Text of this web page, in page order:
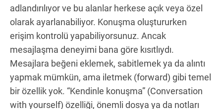
adlandırılıyor ve bu alanlar herkese açık veya özel
olarak ayarlanabiliyor. Konuşma oluştururken
erişim kontrolü yapabiliyorsunuz. Ancak
mesajlaşma deneyimi bana göre kısıtlıydı.
Mesajlara beğeni eklemek, sabitlemek ya da alıntı
yapmak mümkün, ama iletmek (forward) gibi temel
bir özellik yok. “Kendinle konuşma” (Conversation
with yourself) özelliği, önemli dosya ya da notları